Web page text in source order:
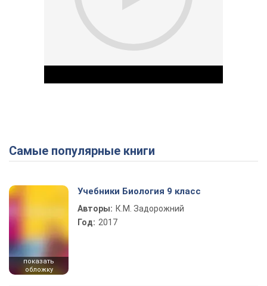
Play Video
Самые популярные книги
показать
обложку
Учебники Биология 9 класс
Авторы: К.М. Задорожний
Год: 2017